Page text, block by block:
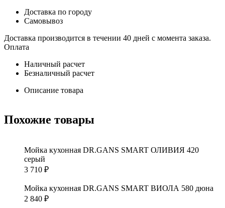
Доставка по городу
Самовывоз
Доставка производится в течении 40 дней с момента заказа.
Оплата
Наличный расчет
Безналичный расчет
Описание товара
Похожие товары
Мойка кухонная DR.GANS SMART ОЛИВИЯ 420
серый
3 710 ₽
Мойка кухонная DR.GANS SMART ВИОЛА 580 дюна
2 840 ₽